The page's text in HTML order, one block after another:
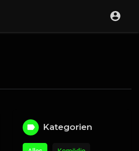
Kategorien